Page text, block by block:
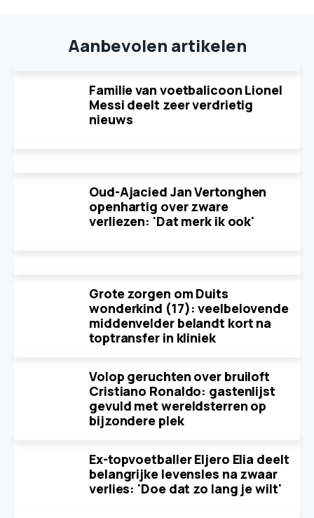
Aanbevolen artikelen
Familie van voetbalicoon Lionel
Messi deelt zeer verdrietig
nieuws
Oud-Ajacied Jan Vertonghen
openhartig over zware
verliezen: 'Dat merk ik ook'
Grote zorgen om Duits
wonderkind (17): veelbelovende
middenvelder belandt kort na
toptransfer in kliniek
Volop geruchten over bruiloft
Cristiano Ronaldo: gastenlijst
gevuld met wereldsterren op
bijzondere plek
Ex-topvoetballer Eljero Elia deelt
belangrijke levensles na zwaar
verlies: 'Doe dat zo lang je wilt'